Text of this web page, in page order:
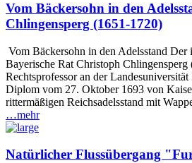
Vom Bäckersohn in den
Chlingensperg (1651-1720)
Vom Bäckersohn in den Adelsstand Der
Bayerische Rat Christoph Chlingensperg
Rechtsprofessor an der
Diplom vom 27. Oktober 1693 von
rittermäßigen Reichsadelsstand mit
…mehr
Natürlicher Flussübergang